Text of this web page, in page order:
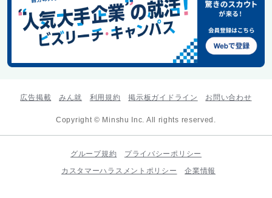
広告掲載 みん就 利用規約 掲示板ガイドライン お問い合わせ
Copyright © Minshu Inc. All rights reserved.
グループ規約
プライバシーポリシー
カスタマーハラスメントポリシー
企業情報